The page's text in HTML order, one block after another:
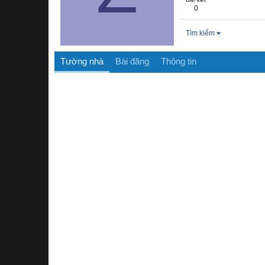
0
Tìm kiếm
Tường nhà Bài đăng Thông tin